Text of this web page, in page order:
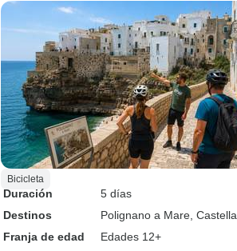
Bicicleta
Duración
5 días
Destinos
Polignano a Mare ,
Franja de edad
Edades 12+